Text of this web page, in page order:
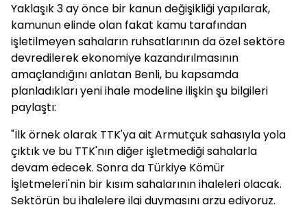
Yaklaşık 3 ay önce bir kanun değişikliği yapılarak,
kamunun elinde olan fakat kamu tarafından
işletilmeyen sahaların ruhsatlarının da özel sektöre
devredilerek ekonomiye kazandırılmasının
amaçlandığını anlatan Benli, bu kapsamda
planladıkları yeni ihale modeline ilişkin şu bilgileri
paylaştı:
"İlk örnek olarak TTK'ya ait Armutçuk sahasıyla yola
çıktık ve bu TTK'nın diğer işletmediği sahalarla
devam edecek. Sonra da Türkiye Kömür
İşletmeleri'nin bir kısım sahalarının ihaleleri olacak.
Sektörün bu ihalelere ilgi duymasını arzu ediyoruz.